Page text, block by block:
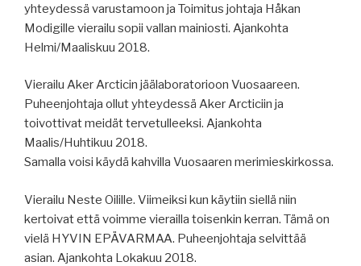
yhteydessä varustamoon ja Toimitus johtaja Håkan
Modigille vierailu sopii vallan mainiosti. Ajankohta
Helmi/Maaliskuu 2018.
Vierailu Aker Arcticin jäälaboratorioon Vuosaareen.
Puheenjohtaja ollut yhteydessä Aker Arcticiin ja
toivottivat meidät tervetulleeksi. Ajankohta
Maalis/Huhtikuu 2018.
Samalla voisi käydä kahvilla Vuosaaren merimieskirkossa.
Vierailu Neste Oilille. Viimeiksi kun käytiin siellä niin
kertoivat että voimme vierailla toisenkin kerran. Tämä on
vielä HYVIN EPÄVARMAA. Puheenjohtaja selvittää
asian. Ajankohta Lokakuu 2018.